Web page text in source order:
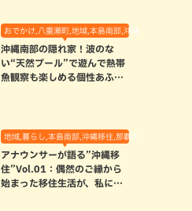
おでかけ,八重瀬町,地域,本島南部,沖縄の海,自然
沖縄南部の隠れ家！波のな
い“天然プール”で遊んで熱帯
魚観察も楽しめる個性あふれ
地域,暮らし,本島南部,沖縄移住,那覇市
アナウンサーが語る”沖縄移
住”Vol.01：偶然のご縁から
始まった移住生活が、私にと